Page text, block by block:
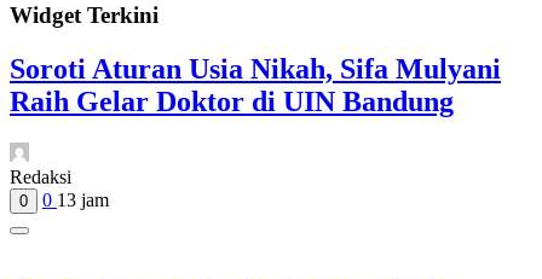
Widget Terkini
Soroti Aturan Usia Nikah, Sifa Mulyani
Raih Gelar Doktor di UIN Bandung
Redaksi
0 0 13 jam